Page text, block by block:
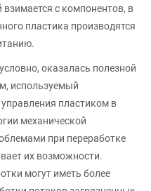
с компонентов, в
пластика производятся
оказалась полезной
используемый
пластиком в
механической
при переработке
их возможности.
могут иметь более